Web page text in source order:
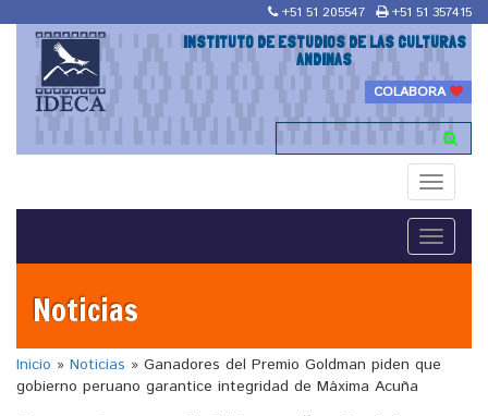
+51 51 205547 +51 51 357415
INSTITUTO DE ESTUDIOS DE LAS CULTURAS
ANDINAS
COLABORA
Toggle
Toggle
Noticias
Inicio » Noticias » Ganadores del Premio Goldman piden que
gobierno peruano garantice integridad de Máxima Acuña